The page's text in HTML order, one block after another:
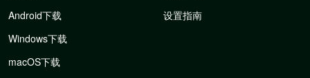
Android下载
Windows下载
macOS下载
设置指南